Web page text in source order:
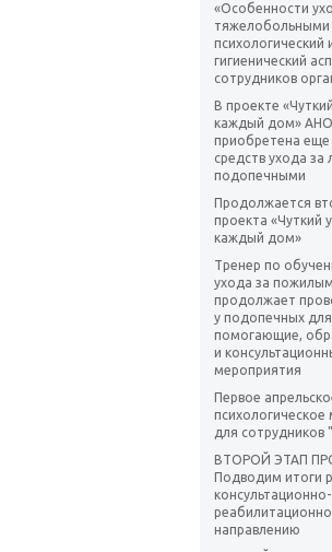
«Особенности
психологический
гигиенический
сотрудников
В проекте
каждый дом»
приобретена еще
средств ухода за
подопечными
Продолжается
проекта «Чуткий
каждый дом»
Тренер по
ухода за
продолжает
у подопечных
помогающие,
и
мероприятия
Первое
психологическое
для
ВТОРОЙ ЭТАП
Подводим итоги
консультационно-
направлению